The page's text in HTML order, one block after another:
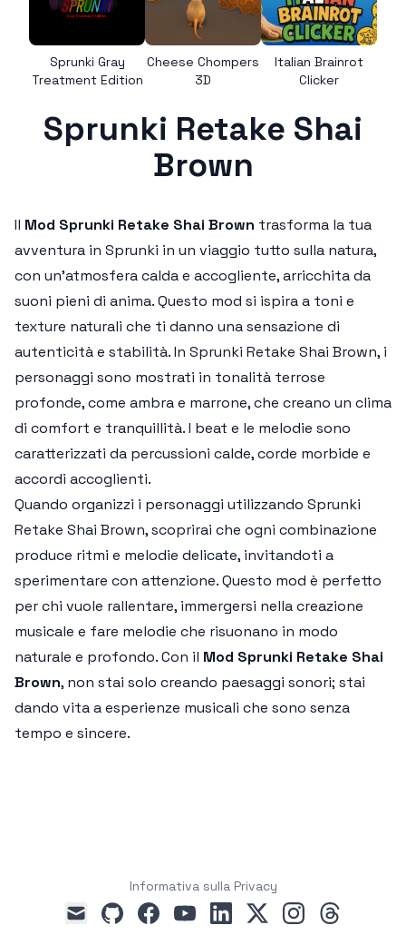
Sprunki Gray
Treatment Edition
Cheese Chompers
3D
Italian Brainrot
Clicker
Sprunki Retake Shai
Brown
Il Mod Sprunki Retake Shai Brown trasforma la tua
avventura in Sprunki in un viaggio tutto sulla natura,
con un'atmosfera calda e accogliente, arricchita da
suoni pieni di anima. Questo mod si ispira a toni e
texture naturali che ti danno una sensazione di
autenticità e stabilità. In Sprunki Retake Shai Brown, i
personaggi sono mostrati in tonalità terrose
profonde, come ambra e marrone, che creano un clima
di comfort e tranquillità. I beat e le melodie sono
caratterizzati da percussioni calde, corde morbide e
accordi accoglienti.
Quando organizzi i personaggi utilizzando Sprunki
Retake Shai Brown, scoprirai che ogni combinazione
produce ritmi e melodie delicate, invitandoti a
sperimentare con attenzione. Questo mod è perfetto
per chi vuole rallentare, immergersi nella creazione
musicale e fare melodie che risuonano in modo
naturale e profondo. Con il Mod Sprunki Retake Shai
Brown, non stai solo creando paesaggi sonori; stai
dando vita a esperienze musicali che sono senza
tempo e sincere.
Informativa sulla Privacy
mail
githubfacebookyoutubelinkedin
x instagramthreads